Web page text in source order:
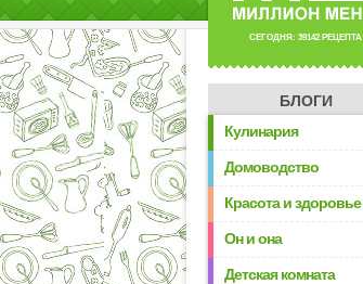
СЕГОДНЯ: 39142 РЕЦЕПТА
БЛОГИ
Кулинария
Домоводство
Красота и здоровье
Он и она
Детская комната